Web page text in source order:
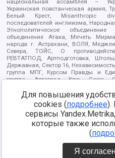
национальная ассамблея –
Украинская повстанческая армия,
Белый Крест, Misanthropic
последователей инглиизма,
Этнополитическое
объединение Атака, Мечеть
народа г. Астрахани, ВОЛЯ,
Севера, ТОЙС, О
РЕВТАТПОД, Артподготовка,
Державная, Сектор 16,
группа МПГ, Курсом Правды и
группа, Автоград Крю, Союз
Арестантское уголовное единство,
Дафа, Иртыш Ultras, Русский
Сибирский державный союз, Фонд
граждан, Штабы Навального, Совет
Краснодара
https://
Для повышения
cookies (подробнее).
сервисы
которые также
(
Я